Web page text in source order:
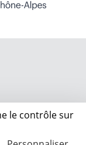
le contrôle sur